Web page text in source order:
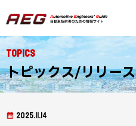
Topics
トピックス/リリース
2025.11.14